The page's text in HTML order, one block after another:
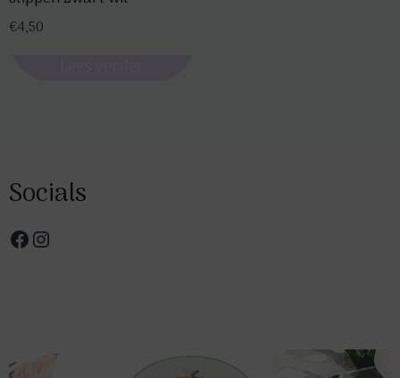
€4,50
Socials
Facebook
Instagram